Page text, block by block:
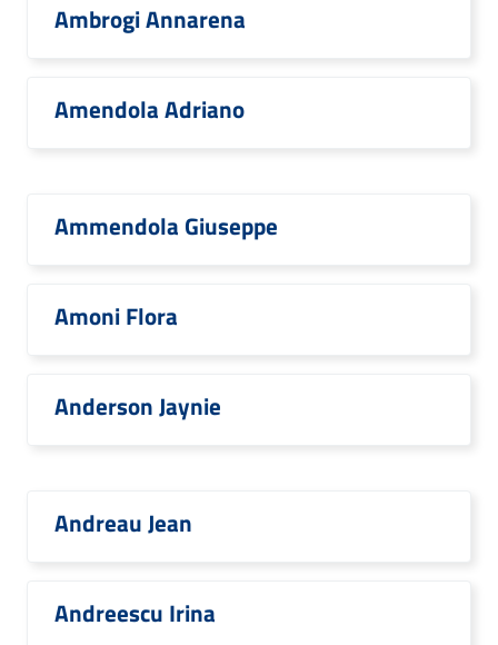
Ambrogi Annarena
Amendola Adriano
Ammendola Giuseppe
Amoni Flora
Anderson Jaynie
Andreau Jean
Andreescu Irina